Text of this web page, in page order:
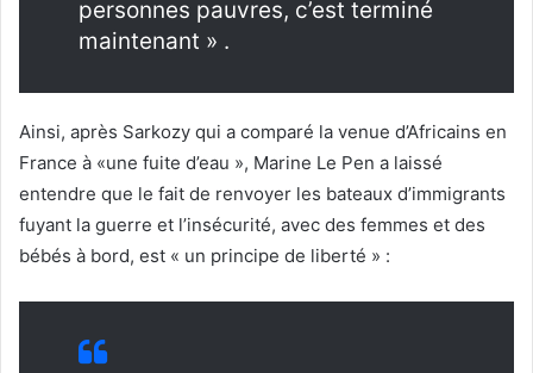
personnes pauvres, c’est terminé
maintenant » .
Ainsi, après Sarkozy qui a comparé la venue d’Africains en
France à «une fuite d’eau », Marine Le Pen a laissé
entendre que le fait de renvoyer les bateaux d’immigrants
fuyant la guerre et l’insécurité, avec des femmes et des
bébés à bord, est « un principe de liberté » :